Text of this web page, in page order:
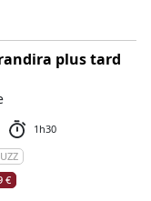
plus tard
1h30
€